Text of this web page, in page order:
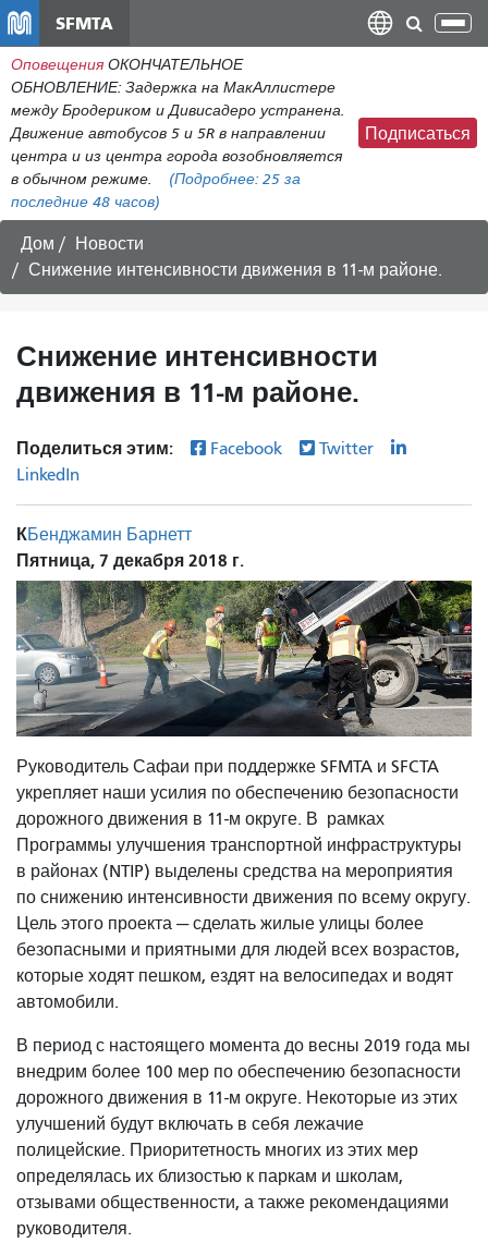
содержанию
SFMTA
Оповещения ОКОНЧАТЕЛЬНОЕ
ОБНОВЛЕНИЕ: Задержка на МакАллистере
между Бродериком и Дивисадеро устранена.
Движение автобусов 5 и 5R в направлении
центра и из центра города возобновляется
в обычном режиме.
(Подробнее: 25 за
последние 48 часов)
Подписаться
Дом
Новости
Снижение интенсивности движения в 11-м районе.
Снижение интенсивности
движения в 11-м районе.
Поделиться этим: Facebook
Twitter
LinkedIn
КБенджамин Барнетт
Пятница, 7 декабря 2018 г.
Руководитель Сафаи при поддержке SFMTA и SFCTA
укрепляет наши усилия по обеспечению безопасности
дорожного движения в 11-м округе. В рамках
Программы улучшения транспортной инфраструктуры
в районах (NTIP) выделены средства на мероприятия
по снижению интенсивности движения по всему округу.
Цель этого проекта — сделать жилые улицы более
безопасными и приятными для людей всех возрастов,
которые ходят пешком, ездят на велосипедах и водят
автомобили.
В период с настоящего момента до весны 2019 года мы
внедрим более 100 мер по обеспечению безопасности
дорожного движения в 11-м округе. Некоторые из этих
улучшений будут включать в себя лежачие
полицейские. Приоритетность многих из этих мер
определялась их близостью к паркам и школам,
отзывами общественности, а также рекомендациями
руководителя.